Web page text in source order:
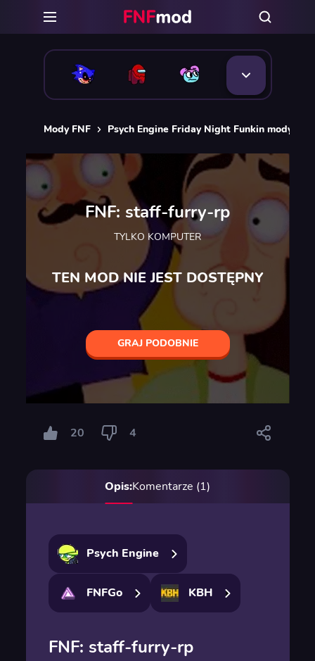
Mody FNF Psych Engine Friday Night Funkin mody
FNF: staff-furry-rp
TYLKO KOMPUTER
TEN MOD NIE JEST DOSTĘPNY
GRAJ PODOBNIE
20 4
Opis:Komentarze (1)
Psych Engine
FNFGo KBH
FNF: staff-furry-rp